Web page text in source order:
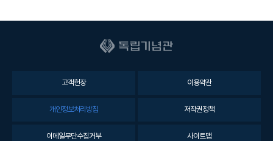
고객헌장 이용약관
개인정보처리방침 저작권정책
이메일무단수집거부 사이트맵